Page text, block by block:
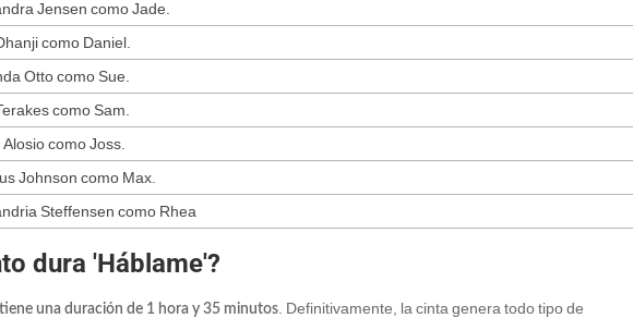
Jensen como Jade.
como Daniel.
Otto como Sue.
como Sam.
como Joss.
Johnson como Max.
Steffensen como Rhea
dura 'Háblame'?
una duración de 1 hora y 35 minutos . Definitivamente, la cinta genera todo tipo de